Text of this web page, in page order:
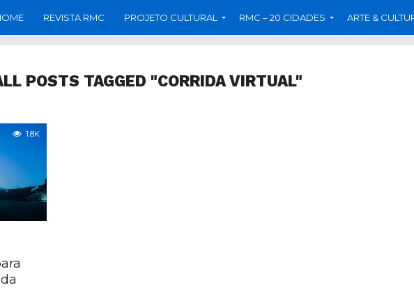
REVISTA RMC PROJETO CULTURAL RMC – 20 CIDADES ARTE &
POSTS TAGGED "CORRIDA VIRTUAL"
1.8K